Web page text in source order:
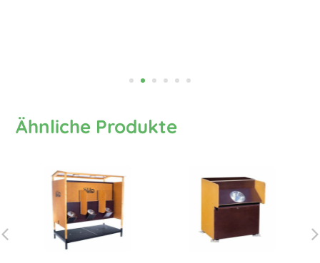
Ähnliche Produkte